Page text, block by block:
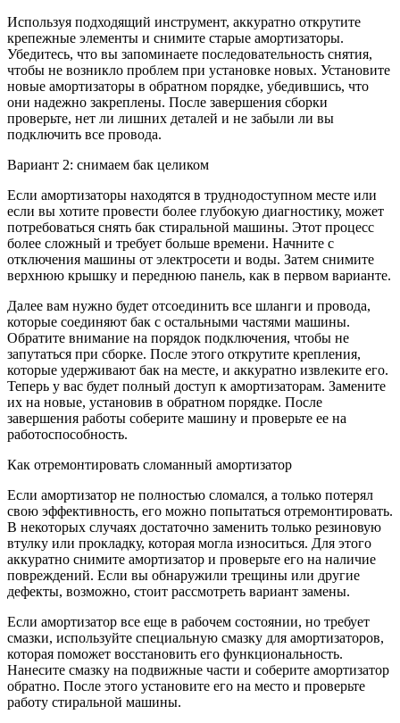
Используя подходящий инструмент, аккуратно открутите
крепежные элементы и снимите старые амортизаторы.
Убедитесь, что вы запоминаете последовательность снятия,
чтобы не возникло проблем при установке новых. Установите
новые амортизаторы в обратном порядке, убедившись, что
они надежно закреплены. После завершения сборки
проверьте, нет ли лишних деталей и не забыли ли вы
подключить все провода.
Вариант 2: снимаем бак целиком
Если амортизаторы находятся в труднодоступном месте или
если вы хотите провести более глубокую диагностику, может
потребоваться снять бак стиральной машины. Этот процесс
более сложный и требует больше времени. Начните с
отключения машины от электросети и воды. Затем снимите
верхнюю крышку и переднюю панель, как в первом варианте.
Далее вам нужно будет отсоединить все шланги и провода,
которые соединяют бак с остальными частями машины.
Обратите внимание на порядок подключения, чтобы не
запутаться при сборке. После этого открутите крепления,
которые удерживают бак на месте, и аккуратно извлеките его.
Теперь у вас будет полный доступ к амортизаторам. Замените
их на новые, установив в обратном порядке. После
завершения работы соберите машину и проверьте ее на
работоспособность.
Как отремонтировать сломанный амортизатор
Если амортизатор не полностью сломался, а только потерял
свою эффективность, его можно попытаться отремонтировать.
В некоторых случаях достаточно заменить только резиновую
втулку или прокладку, которая могла износиться. Для этого
аккуратно снимите амортизатор и проверьте его на наличие
повреждений. Если вы обнаружили трещины или другие
дефекты, возможно, стоит рассмотреть вариант замены.
Если амортизатор все еще в рабочем состоянии, но требует
смазки, используйте специальную смазку для амортизаторов,
которая поможет восстановить его функциональность.
Нанесите смазку на подвижные части и соберите амортизатор
обратно. После этого установите его на место и проверьте
работу стиральной машины.